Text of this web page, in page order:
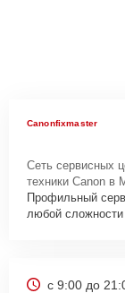
Canonfixmaster
Сеть сервисных
техники Canon в
Профильный
любой сложности
с 9:00 до